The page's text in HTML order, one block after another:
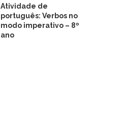
Atividade de
português: Verbos no
modo imperativo – 8º
ano